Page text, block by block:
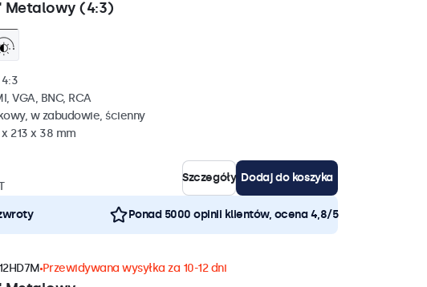
Metalowy (4:3)
VGA, BNC, RCA
w zabudowie, ścienny
213 x 38 mm
Szczegóły Dodaj do koszyka
Ponad 5000 opinii klientów, ocena 4,8/5
12HD7M Przewidywana wysyłka za 10-12 dni